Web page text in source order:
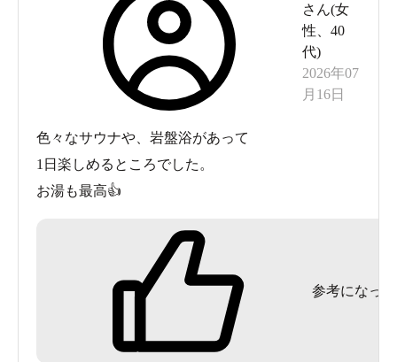
さん(女
性
40
代)
2026年07
月16日
色々なサウナや、岩盤浴があって
1日楽しめるところでした。
お湯も最高👍
参考になった